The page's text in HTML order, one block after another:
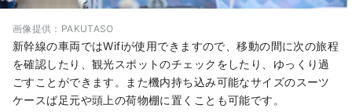
画像提供：PAKUTASO
新幹線の車両ではWifiが使用できますので、移動の間に次の旅程
を確認したり、観光スポットのチェックをしたり、ゆっくり過
ごすことができます。また機内持ち込み可能なサイズのスーツ
ケースば足元や頭上の荷物棚に置くことも可能です。